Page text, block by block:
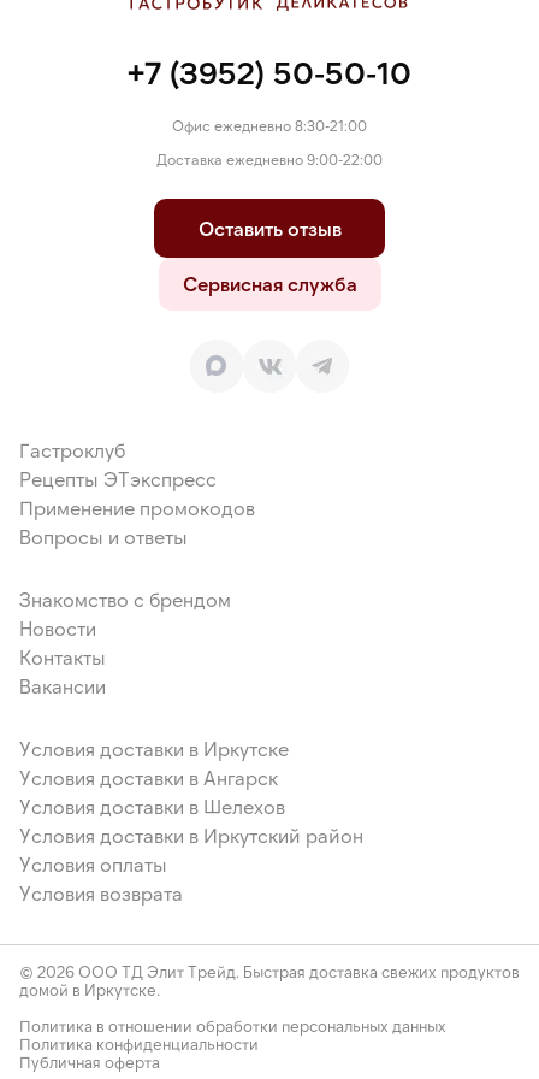
+7 (3952) 50-50-10
Офис ежедневно 8:30-21:00
Доставка ежедневно 9:00-22:00
Оставить отзыв
Сервисная служба
Гастроклуб
Рецепты ЭТэкспресс
Применение промокодов
Вопросы и ответы
Знакомство с брендом
Новости
Контакты
Вакансии
Условия доставки в Иркутске
Условия доставки в Ангарск
Условия доставки в Шелехов
Условия доставки в Иркутский район
Условия оплаты
Условия возврата
© 2026 ООО ТД Элит Трейд. Быстрая доставка свежих продуктов
домой в Иркутске.
Политика в отношении обработки персональных данных
Политика конфиденциальности
Публичная оферта